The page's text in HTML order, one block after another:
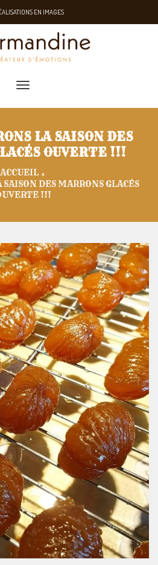
EN IMAGES
toggle navigation
LA SAISON DES
OUVERTE !!!
ACCUEIL
DES MARRONS GLACÉS
!!!